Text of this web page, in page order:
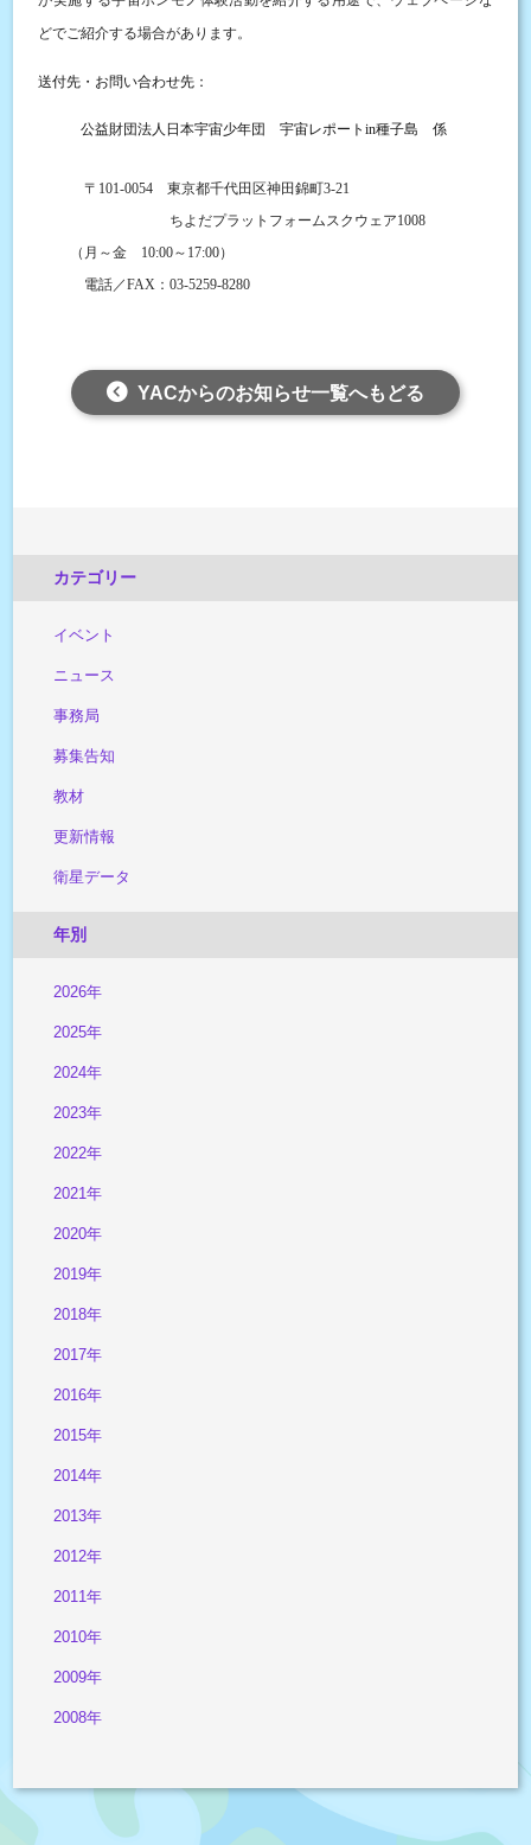
どでご紹介する場合があります。
送付先・お問い合わせ先：
公益財団法人日本宇宙少年団 宇宙レポートin種子島 係
〒 101-0054 東京都千代田区神田錦町3-21
ちよだプラットフォームスクウェア1008
（月～金 10:00～ 17:00）
電話／FAX ：03-5259-8280
YACからのお知らせ一覧へもどる
カテゴリー
イベント
ニュース
事務局
募集告知
教材
更新情報
衛星データ
年別
2026年
2025年
2024年
2023年
2022年
2021年
2020年
2019年
2018年
2017年
2016年
2015年
2014年
2013年
2012年
2011年
2010年
2009年
2008年